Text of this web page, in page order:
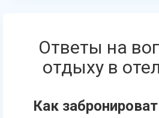
Ответы на
отдыху в
Как